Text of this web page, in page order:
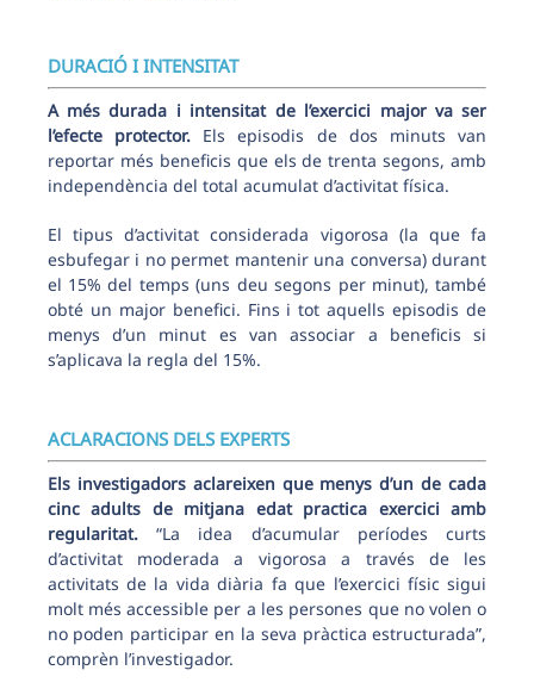
DURACIÓ I INTENSITAT
A més durada i intensitat de l’exercici major va ser
l’efecte protector.Els episodis de dos minuts van
reportar més beneficis que els de trenta segons, amb
independència del total acumulat d’activitat física.
El tipus d’activitat considerada vigorosa (la que fa
esbufegar i no permet mantenir una conversa) durant
el 15% del temps (uns deu segons per minut), també
obté un major benefici. Fins i tot aquells episodis de
menys d’un minut es van associar a beneficis si
s’aplicava la regla del 15%.
ACLARACIONS DELS EXPERTS
Els investigadors aclareixen que menys d’un de cada
cinc adults de mitjana edat practica exercici amb
regularitat.“La idea d’acumular períodes curts
d’activitat moderada a vigorosa a través de les
activitats de la vida diària fa que l’exercici físic sigui
molt més accessible per a les persones que no volen o
no poden participar en la seva pràctica estructurada”,
comprèn l’investigador.